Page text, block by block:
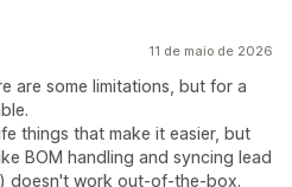
11 de maio de 2026
are some limitations, but for a
things that make it easier, but
BOM handling and syncing lead
doesn't work out-of-the-box.